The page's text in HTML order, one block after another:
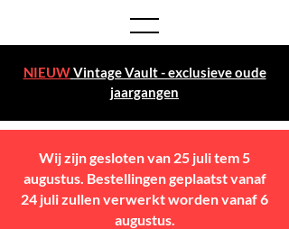
NIEUWVintage Vault - exclusieve oude
jaargangen
Wij zijn gesloten van 25 juli tem 5
augustus. Bestellingen geplaatst vanaf
24 juli zullen verwerkt worden vanaf 6
augustus.